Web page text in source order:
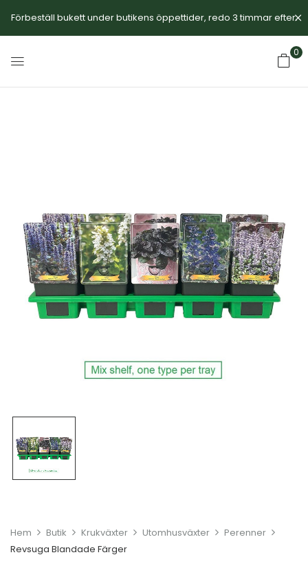
Förbeställ bukett under butikens öppettider, redo 3 timmar efter.
0
Hem Butik Krukväxter Utomhusväxter
Perenner
Revsuga Blandade Färger